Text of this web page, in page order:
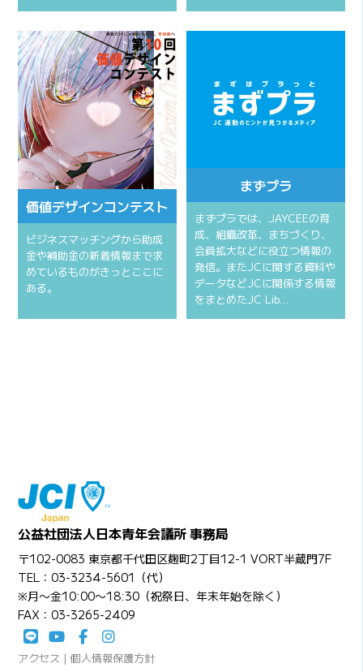
価値デザインコンテスト
ビジネスマッチングから助成
金や補助金の新着情報まで求
めているものがきっとここに
ある。
まずプラ
まずプラでは、JAYCEEの育
成、組織改革、まちづくり、
会員拡大などに役立つ情報の
発信。またJCに関する資料や
データなどJCに関係する情報
をまとめたJC Lib…
公益社団法人日本青年会議所 事務局
〒102-0083 東京都千代田区麹町2丁目12-1 VORT半蔵門7F
TEL：03-3234-5601（代）
※月〜金10:00〜18:30（祝祭日、年末年始を除く）
FAX：03-3265-2409
アクセス |個人情報保護方針